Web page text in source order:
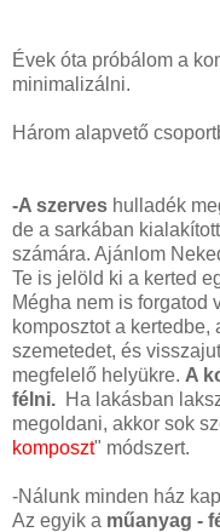
Évek óta próbálom a
minimalizálni.
Három alapvető
-A szerves hulladék
de a sarkában
számára. Ajánlom
Te is jelöld ki a kerted
Mégha nem is forgatod
komposztot a
szemetedet, és
megfelelő helyükre. A
félni. Ha lakásban
megoldani, akkor sok
komposzt" módszert.
-Nálunk minden ház
Az egyik a műanyag -